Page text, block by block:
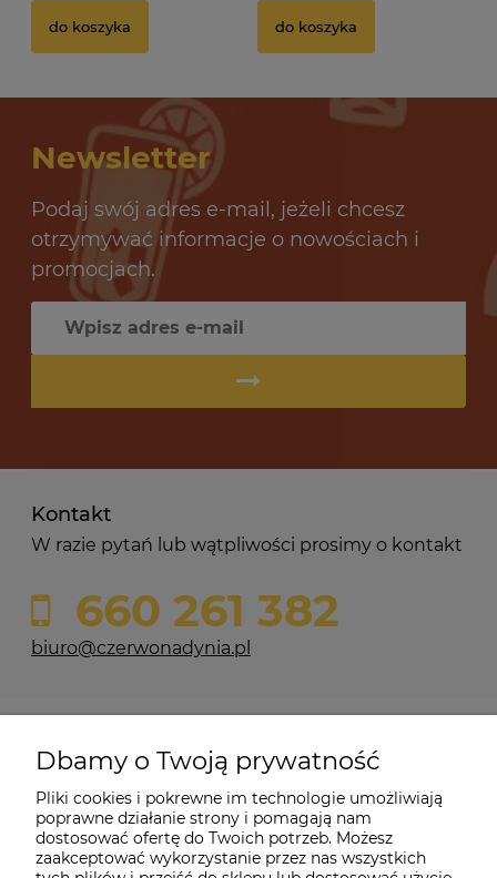
do koszyka do koszyka
12,69 zł
do koszyka
Newsletter
Podaj swój adres e-mail, jeżeli chcesz
otrzymywać informacje o nowościach i
promocjach.
Kontakt
W razie pytań lub wątpliwości prosimy o kontakt
660 261 382
biuro@czerwonadynia.pl
Moje konto
O firmie
Dbamy o Twoją prywatność
Pliki cookies i pokrewne im technologie umożliwiają
poprawne działanie strony i pomagają nam
dostosować ofertę do Twoich potrzeb. Możesz
zaakceptować wykorzystanie przez nas wszystkich